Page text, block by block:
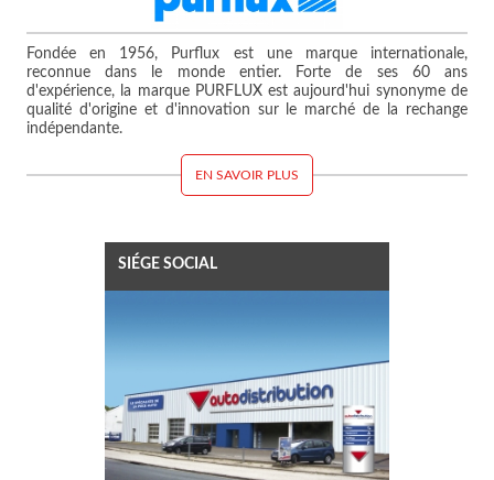
Fondée en 1956, Purflux est une marque internationale,
reconnue dans le monde entier. Forte de ses 60 ans
d'expérience, la marque PURFLUX est aujourd'hui synonyme de
qualité d'origine et d'innovation sur le marché de la rechange
indépendante.
EN SAVOIR PLUS
SIÉGE SOCIAL